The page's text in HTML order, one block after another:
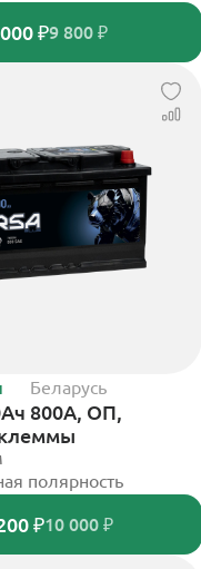
₽9 800 ₽
Беларусь
800А, ОП,
полярность
₽10 000 ₽